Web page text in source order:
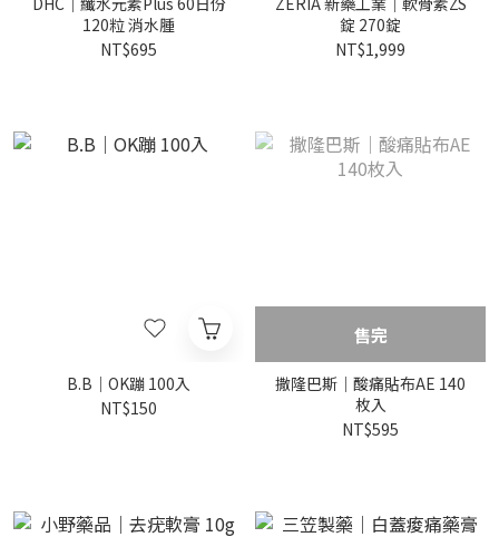
120粒 消水腫
NT$695
錠 270錠
NT$1,999
B.B｜OK蹦 100入
NT$150
售完
撒隆巴斯｜酸痛貼布AE 140
枚入
NT$595